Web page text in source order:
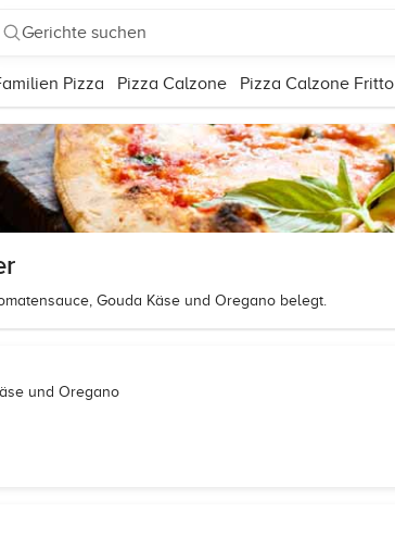
Gerichte suchen
Pizza Pizza Calzone Pizza Calzone Fritto
Gouda Käse und Oregano belegt.
und Oregano